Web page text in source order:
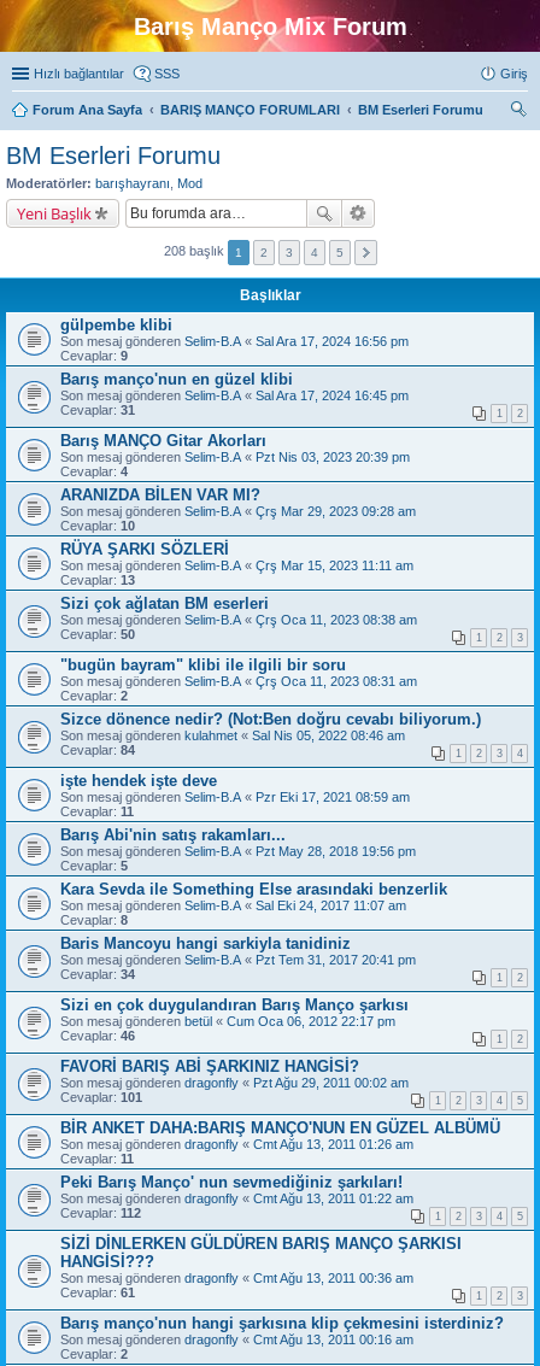
Barış Manço Mix Forum
Hızlı bağlantılar SSS Giriş
Forum Ana Sayfa BARIŞ MANÇO FORUMLARI
BM Eserleri Forumu
BM Eserleri Forumu
Moderatörler: barışhayranı Mod
Yeni Başlık
208 başlık 1 2 3 4 5
Başlıklar
gülpembe klibi
Son mesaj gönderen Selim-B.A « Sal Ara 17, 2024 16:56 pm
Cevaplar: 9
Barış manço'nun en güzel klibi
Son mesaj gönderen Selim-B.A « Sal Ara 17, 2024 16:45 pm
Cevaplar: 31 1 2
Barış MANÇO Gitar Akorları
Son mesaj gönderen Selim-B.A « Pzt Nis 03, 2023 20:39 pm
Cevaplar: 4
ARANIZDA BİLEN VAR MI?
Son mesaj gönderen Selim-B.A « Çrş Mar 29, 2023 09:28 am
Cevaplar: 10
RÜYA ŞARKI SÖZLERİ
Son mesaj gönderen Selim-B.A « Çrş Mar 15, 2023 11:11 am
Cevaplar: 13
Sizi çok ağlatan BM eserleri
Son mesaj gönderen Selim-B.A « Çrş Oca 11, 2023 08:38 am
Cevaplar: 50 1 2 3
"bugün bayram" klibi ile ilgili bir soru
Son mesaj gönderen Selim-B.A « Çrş Oca 11, 2023 08:31 am
Cevaplar: 2
Sizce dönence nedir? (Not:Ben doğru cevabı biliyorum.)
Son mesaj gönderen kulahmet « Sal Nis 05, 2022 08:46 am
Cevaplar: 84 1 2 3 4
işte hendek işte deve
Son mesaj gönderen Selim-B.A « Pzr Eki 17, 2021 08:59 am
Cevaplar: 11
Barış Abi'nin satış rakamları...
Son mesaj gönderen Selim-B.A « Pzt May 28, 2018 19:56 pm
Cevaplar: 5
Kara Sevda ile Something Else arasındaki benzerlik
Son mesaj gönderen Selim-B.A « Sal Eki 24, 2017 11:07 am
Cevaplar: 8
Baris Mancoyu hangi sarkiyla tanidiniz
Son mesaj gönderen Selim-B.A « Pzt Tem 31, 2017 20:41 pm
Cevaplar: 34 1 2
Sizi en çok duygulandıran Barış Manço şarkısı
Son mesaj gönderen betül « Cum Oca 06, 2012 22:17 pm
Cevaplar: 46 1 2
FAVORİ BARIŞ ABİ ŞARKINIZ HANGİSİ?
Son mesaj gönderen dragonfly « Pzt Ağu 29, 2011 00:02 am
Cevaplar: 101 1 2 3 4 5
BİR ANKET DAHA:BARIŞ MANÇO'NUN EN GÜZEL ALBÜMÜ
Son mesaj gönderen dragonfly « Cmt Ağu 13, 2011 01:26 am
Cevaplar: 11
Peki Barış Manço' nun sevmediğiniz şarkıları!
Son mesaj gönderen dragonfly « Cmt Ağu 13, 2011 01:22 am
Cevaplar: 112 1 2 3 4 5
SİZİ DİNLERKEN GÜLDÜREN BARIŞ MANÇO ŞARKISI
HANGİSİ???
Son mesaj gönderen dragonfly « Cmt Ağu 13, 2011 00:36 am
Cevaplar: 61 1 2 3
Barış manço'nun hangi şarkısına klip çekmesini isterdiniz?
Son mesaj gönderen dragonfly « Cmt Ağu 13, 2011 00:16 am
Cevaplar: 2